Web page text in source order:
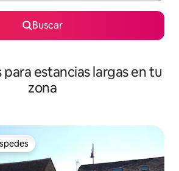
Buscar
estancias largas en tu
zona